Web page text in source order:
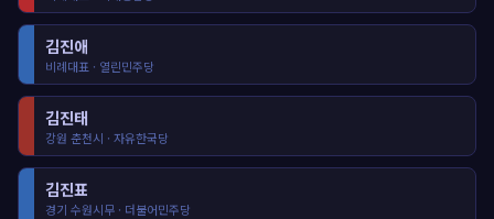
김진애
비례대표 · 열린민주당
김진태
강원 춘천시 · 자유한국당
김진표
경기 수원시무 · 더불어민주당